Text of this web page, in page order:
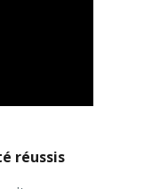
réussis